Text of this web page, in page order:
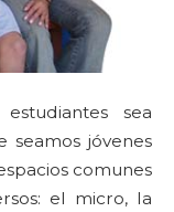
sea
jóvenes
comunes
el micro, la